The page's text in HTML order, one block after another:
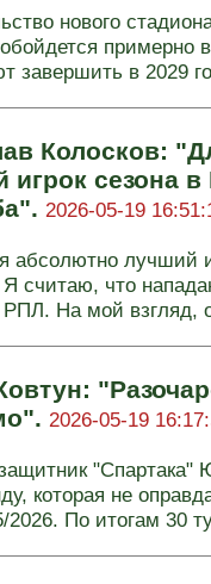
нового
примерно
завершить в 2029
Колосков:
игрок сезона
2026-05-19
абсолютно лучший
считаю, что
РПЛ. На мой взгляд,
2026-05-19
"Спартака"
которая не
По итогам 30